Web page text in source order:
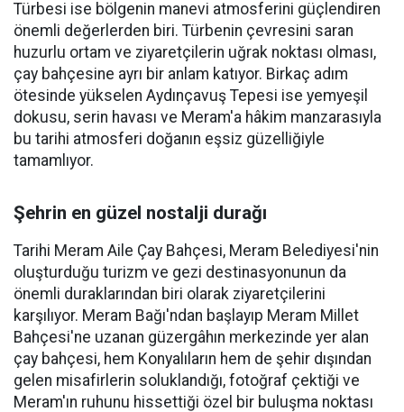
Türbesi ise bölgenin manevi atmosferini güçlendiren
önemli değerlerden biri. Türbenin çevresini saran
huzurlu ortam ve ziyaretçilerin uğrak noktası olması,
çay bahçesine ayrı bir anlam katıyor. Birkaç adım
ötesinde yükselen Aydınçavuş Tepesi ise yemyeşil
dokusu, serin havası ve Meram'a hâkim manzarasıyla
bu tarihi atmosferi doğanın eşsiz güzelliğiyle
tamamlıyor.
Şehrin en güzel nostalji durağı
Tarihi Meram Aile Çay Bahçesi, Meram Belediyesi'nin
oluşturduğu turizm ve gezi destinasyonunun da
önemli duraklarından biri olarak ziyaretçilerini
karşılıyor. Meram Bağı'ndan başlayıp Meram Millet
Bahçesi'ne uzanan güzergâhın merkezinde yer alan
çay bahçesi, hem Konyalıların hem de şehir dışından
gelen misafirlerin soluklandığı, fotoğraf çektiği ve
Meram'ın ruhunu hissettiği özel bir buluşma noktası